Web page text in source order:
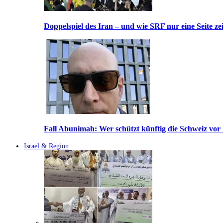
Doppelspiel des Iran – und wie SRF nur eine Seite
Fall Abunimah: Wer schützt künftig die Schweiz vor
Israel & Region